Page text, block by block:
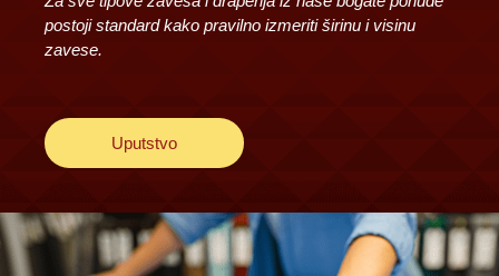
postoji standard kako pravilno izmeriti širinu i visinu
zavese.
Uputstvo